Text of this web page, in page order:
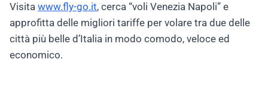
Visita www.fly-go.it, cerca “voli Venezia Napoli” e
approfitta delle migliori tariffe per volare tra due delle
città più belle d’Italia in modo comodo, veloce ed
economico.